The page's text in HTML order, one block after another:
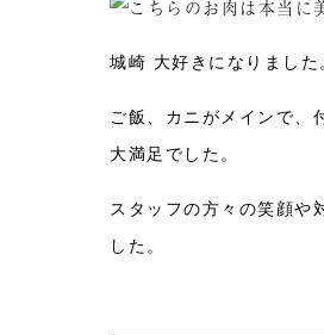
城崎 大好きになりました
ご飯、カニがメインで、
大満足でした。
スタッフの方々の笑顔や
した。